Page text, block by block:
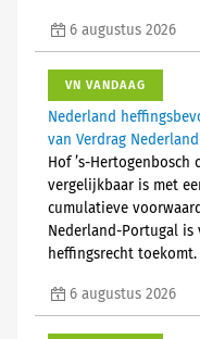
6 augustus 2026
VN VANDAAG
Nederland
van Verdrag
Hof ’s-
vergelijkbaar is met
cumulatieve
Nederland-Portugal
heffingsrecht toekomt.
6 augustus 2026